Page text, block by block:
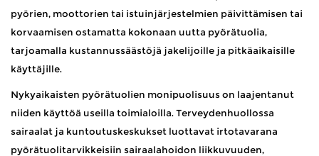
pyörien, moottorien tai istuinjärjestelmien päivittämisen tai
korvaamisen ostamatta kokonaan uutta pyörätuolia,
tarjoamalla kustannussäästöjä jakelijoille ja pitkäaikaisille
käyttäjille.
Nykyaikaisten pyörätuolien monipuolisuus on laajentanut
niiden käyttöä useilla toimialoilla. Terveydenhuollossa
sairaalat ja kuntoutuskeskukset luottavat irtotavarana
pyörätuolitarvikkeisiin sairaalahoidon liikkuvuuden,